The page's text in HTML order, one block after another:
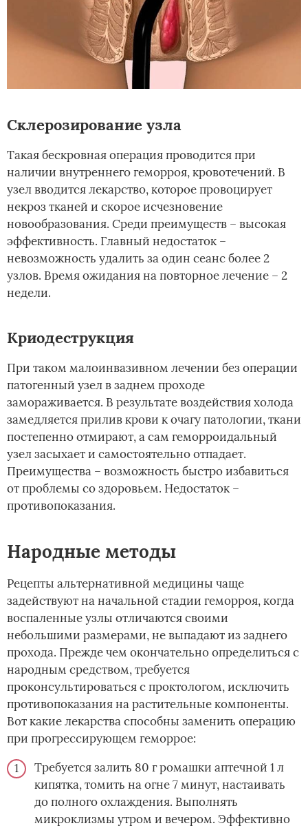
Склерозирование узла
Такая бескровная операция проводится при
наличии внутреннего геморроя, кровотечений. В
узел вводится лекарство, которое провоцирует
некроз тканей и скорое исчезновение
новообразования. Среди преимуществ – высокая
эффективность. Главный недостаток –
невозможность удалить за один сеанс более 2
узлов. Время ожидания на повторное лечение – 2
недели.
Криодеструкция
При таком малоинвазивном лечении без операции
патогенный узел в заднем проходе
замораживается. В результате воздействия холода
замедляется прилив крови к очагу патологии, ткани
постепенно отмирают, а сам геморроидальный
узел засыхает и самостоятельно отпадает.
Преимущества – возможность быстро избавиться
от проблемы со здоровьем. Недостаток –
противопоказания.
Народные методы
Рецепты альтернативной медицины чаще
задействуют на начальной стадии геморроя, когда
воспаленные узлы отличаются своими
небольшими размерами, не выпадают из заднего
прохода. Прежде чем окончательно определиться с
народным средством, требуется
проконсультироваться с проктологом, исключить
противопоказания на растительные компоненты.
Вот какие лекарства способны заменить операцию
при прогрессирующем геморрое:
Требуется залить 80 г ромашки аптечной 1 л
кипятка, томить на огне 7 минут, настаивать
до полного охлаждения. Выполнять
микроклизмы утром и вечером. Эффективно